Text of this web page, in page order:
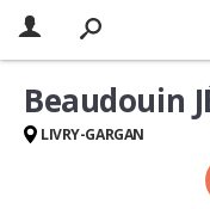
Beaudouin
LIVRY-GARGAN